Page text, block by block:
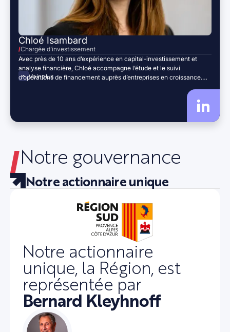
Chloé Isambard
Chargée d’investissement
Avec près de 10 ans d’expérience en capital-investissement et
analyse financière, Chloé accompagne l’étude et le suivi
d’opérations de financement auprès d’entreprises en croissance.
Finance puis Pergam, où elle intervient sur l’analyse financière, le
suivi des participations et le pilotage d’opérations d’investissement.
Finance de l’IAE Paris-Est, Chloé rejoint Région Sud Investissement
Voir plus
Notre gouvernance
Notre actionnaire unique
Notre actionnaire
unique, la Région, est
représentée par
Bernard Kleyhnoff